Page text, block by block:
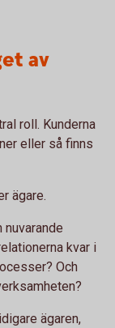
av
roll. Kunderna
eller så finns
ägare.
nuvarande
kvar i
Och
ägaren,